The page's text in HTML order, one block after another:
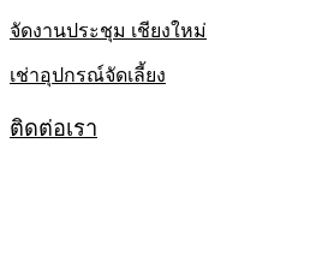
จัดงานประชุม เชียงใหม่
เช่าอุปกรณ์จัดเลี้ยง
ติดต่อเรา